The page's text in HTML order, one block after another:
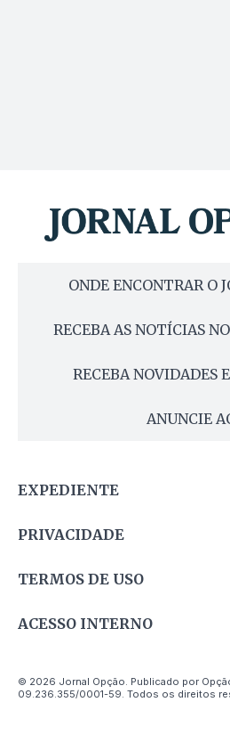
ONDE ENCONTRAR O
RECEBA AS NOTÍCIAS
RECEBA NOVIDADES
ANUNCIE
EXPEDIENTE
PRIVACIDADE
TERMOS DE USO
ACESSO INTERNO
© 2026 Jornal Opção. Publicado por
09.236.355/0001-59. Todos os direitos